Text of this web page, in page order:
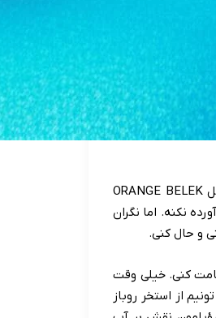
اگه دنبال یه هتل با استخر روباز آبگرم تو آنتالیا می گردی، باید خیلی حواستو جمع کنی! چون هتل ORANGE BELEK
نکنه. اما نگران
و حال کنی.
کنی. خیلی وقت
از استخر روباز